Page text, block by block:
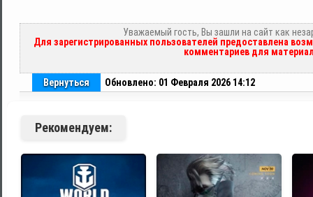
Уважаемый гость, Вы зашли на сайт как
Для зарегистрированных пользователей предоставлена
комментариев для
Вернуться Обновлено: 01 Февраля 2026 14:12
Рекомендуем: